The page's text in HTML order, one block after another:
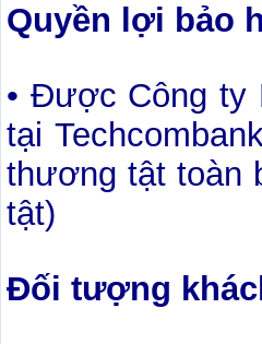
Quyền lợi bảo
• Được Công ty
tại
thương tật toàn
tật)
Đối tượng